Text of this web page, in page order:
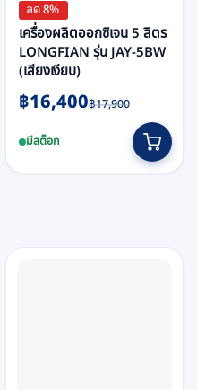
ลด 8%
เครื่องผลิตออกซิเจน 5 ลิตร
LONGFIAN รุ่น JAY-5BW
(เสียงเงียบ)
฿17,900
Original
was:
฿16,400
Current
is:มีสต็อก